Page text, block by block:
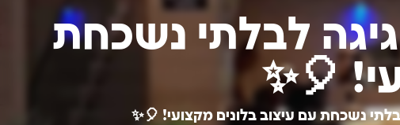
לבלתי נשכחת
🎈✨
נשכחת עם עיצוב בלונים מקצועי! 🎈✨